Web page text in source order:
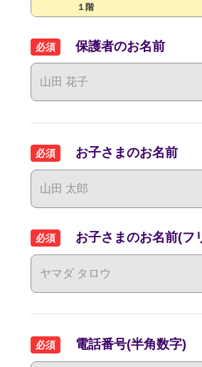
１階
必須 保護者のお名前
必須 お子さまのお名前
必須 お子さまのお名前(フ
必須 電話番号(半角数字)